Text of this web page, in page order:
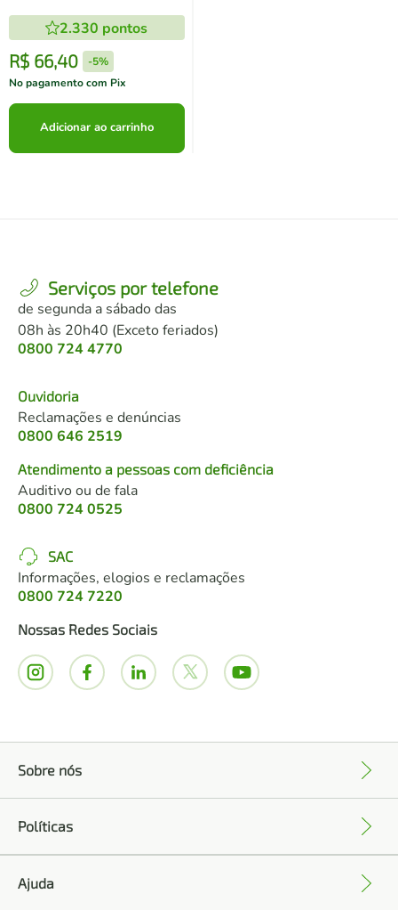
2.330 pontos
R$ 66,40 -5%
No pagamento com Pix
Adicionar ao carrinho
Serviços por telefone
de segunda a sábado das
08h às 20h40 (Exceto feriados)
0800 724 4770
Ouvidoria
Reclamações e denúncias
0800 646 2519
Atendimento a pessoas com deficiência
Auditivo ou de fala
0800 724 0525
SAC
Informações, elogios e reclamações
0800 724 7220
Nossas Redes Sociais
Sobre nós
Políticas
Ajuda